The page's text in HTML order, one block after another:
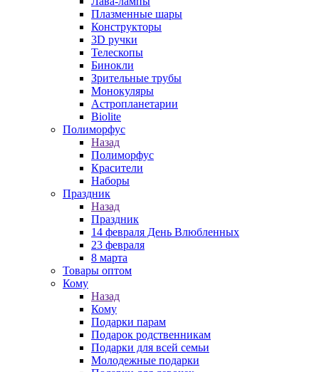
Плазменные шары
Конструкторы
3D ручки
Телескопы
Бинокли
Зрительные трубы
Монокуляры
Астропланетарии
Biolite
Полиморфус
Назад
Полиморфус
Красители
Наборы
Праздник
Назад
Праздник
14 февраля День Влюбленных
23 февраля
8 марта
Товары оптом
Кому
Назад
Кому
Подарки парам
Подарок родственникам
Подарки для всей семьи
Молодежные подарки